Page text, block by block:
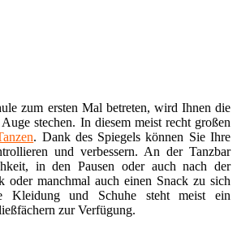
zum ersten Mal betreten, wird Ihnen die
stechen. In diesem meist recht großen
. Dank des Spiegels können Sie Ihre
und verbessern. An der Tanzbar
in den Pausen oder auch nach der
oder manchmal auch einen Snack zu sich
Kleidung und Schuhe steht meist ein
zur Verfügung.